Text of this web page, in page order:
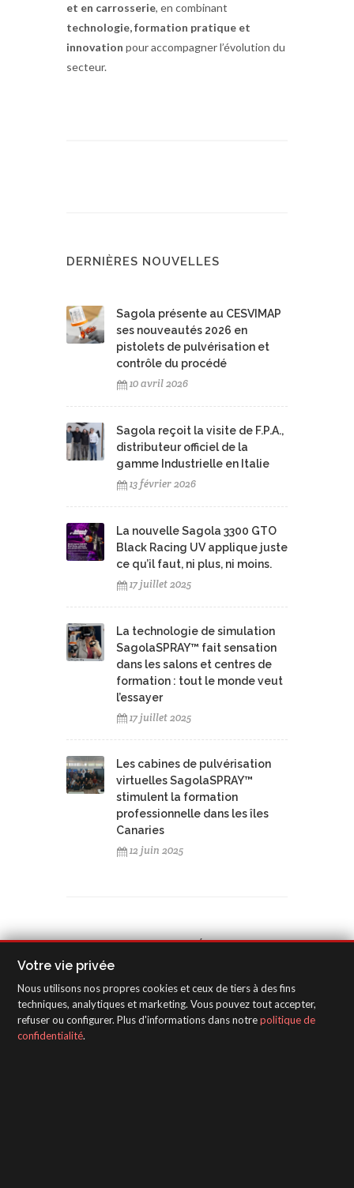
et en carrosserie, en combinant
technologie, formation pratique et
innovation pour accompagner l’évolution du
secteur.
DERNIÈRES NOUVELLES
Sagola présente au CESVIMAP
ses nouveautés 2026 en
pistolets de pulvérisation et
contrôle du procédé
10 avril 2026
Sagola reçoit la visite de F.P.A.,
distributeur officiel de la
gamme Industrielle en Italie
13 février 2026
La nouvelle Sagola 3300 GTO
Black Racing UV applique juste
ce qu’il faut, ni plus, ni moins.
17 juillet 2025
La technologie de simulation
SagolaSPRAY™ fait sensation
dans les salons et centres de
formation : tout le monde veut
l’essayer
17 juillet 2025
Les cabines de pulvérisation
virtuelles SagolaSPRAY™
stimulent la formation
professionnelle dans les îles
Canaries
12 juin 2025
NUAGE DE MOTS CLÉS
Sagola formación
Sagola carrocería
pistolas Sagola
Sagola 4600 DFT
repintado profesional
Votre vie privée
Nous utilisons nos propres cookies et ceux de tiers à des fins
techniques, analytiques et marketing. Vous pouvez tout accepter,
refuser ou configurer. Plus d'informations dans notrepolitique de
confidentialité.